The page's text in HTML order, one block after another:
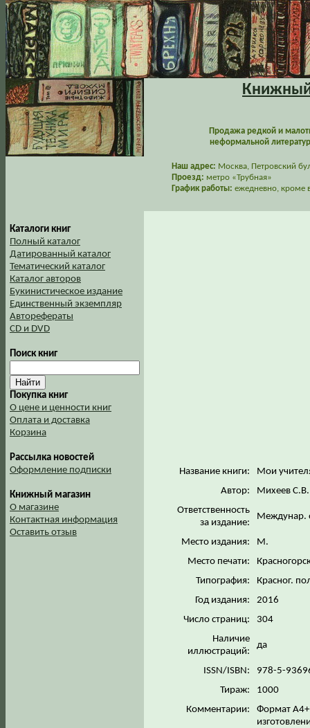
Книжный
Продажа редкой и
неформальной
Наш адрес: Москва, Петровский
Проезд: метро «Трубная»
График работы: ежедневно, кроме
Каталоги книг
Полный каталог
Датированный каталог
Тематический каталог
Каталог авторов
Букинистическое издание
Единственный экземпляр
Авторефераты
CD и DVD
Поиск книг
Покупка книг
О цене и ценности книг
Оплата и доставка
Корзина
Рассылка новостей
Оформление подписки
Книжный магазин
О магазине
Контактная информация
Оставить отзыв
Название книги:
Мои
Автор:
Михеев С.В.
Ответственность
за издание:
Междунар.
Место издания:
М.
Место печати:
Типография:
Красног.
Год издания:
2016
Число страниц:
304
Наличие
иллюстраций:
да
ISSN/ISBN:
978-5-
Тираж:
1000
Комментарии:
Формат